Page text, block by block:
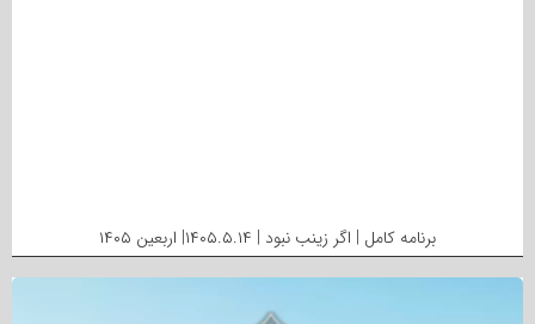
برنامه کامل | اگر زینب نبود | ۱۴۰۵.۵.۱۴| اربعین ۱۴۰۵